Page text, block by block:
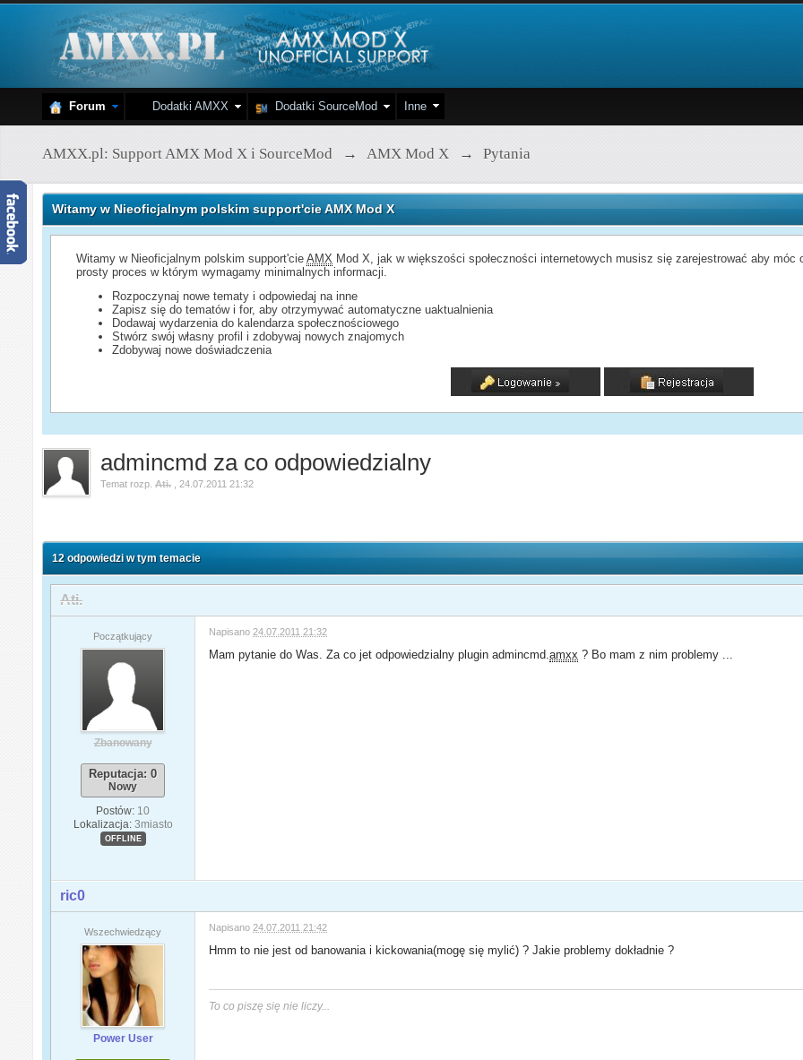
Forum Dodatki AMXX Dodatki SourceMod Inne
AMXX.pl: Support AMX Mod X i SourceMod → AMX Mod X → Pytania
Witamy w Nieoficjalnym polskim support'cie AMX Mod X
Witamy w Nieoficjalnym polskim support'cieAMX Mod X, jak w większości społeczności internetowych musisz się zarejestrować aby
prosty proces w którym wymagamy minimalnych informacji.
Rozpoczynaj nowe tematy i odpowiedaj na inne
Zapisz się do tematów i for, aby otrzymywać automatyczne uaktualnienia
Dodawaj wydarzenia do kalendarza społecznościowego
Stwórz swój własny profil i zdobywaj nowych znajomych
Zdobywaj nowe doświadczenia
admincmd za co odpowiedzialny
Temat rozp.Ati. 24.07.2011 21:32
12 odpowiedzi w tym temacie
Ati.
Początkujący
Zbanowany
Reputacja: 0
Nowy
Postów: 10
Lokalizacja: 3miasto
OFFLINE
Napisano 24.07.2011 21:32
Mam pytanie do Was. Za co jet odpowiedzialny plugin admincmd.amxx ? Bo mam z nim problemy ...
ric0
Wszechwiedzący
Power User
Napisano 24.07.2011 21:42
Hmm to nie jest od banowania i kickowania(mogę się mylić) ? Jakie problemy dokładnie ?
To co piszę się nie liczy...